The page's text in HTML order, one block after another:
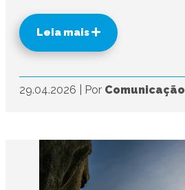
Leia mais
29.04.2026 Por Comunicação